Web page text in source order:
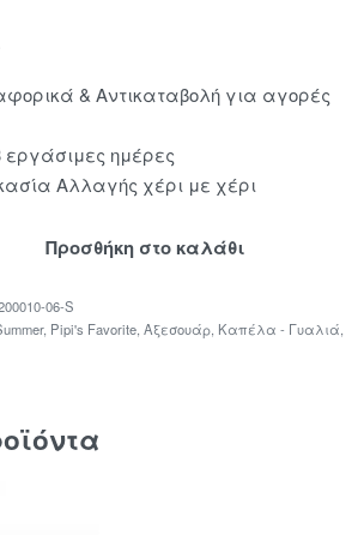
& Αντικαταβολή για αγορές
ημέρες
Αλλαγής χέρι με χέρι
Προσθήκη στο καλάθι
06-S
, Pipi's Favorite, Αξεσουάρ, Καπέλα - Γυαλιά,